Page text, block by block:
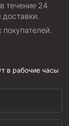
течение 24
доставки.
в рабочие часы